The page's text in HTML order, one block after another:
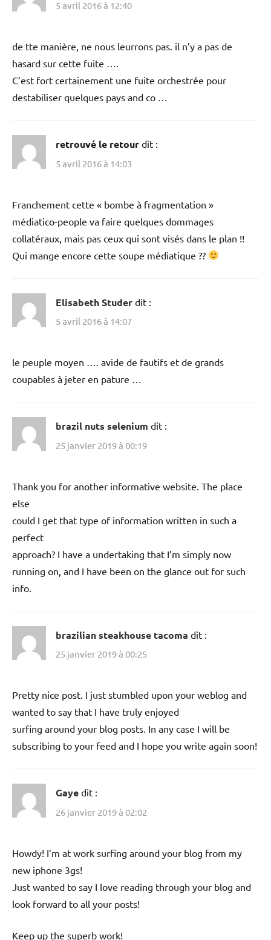
5 avril 2016 à 12:40
de tte manière, ne nous leurrons pas. il n’y a pas de
hasard sur cette fuite ….
C’est fort certainement une fuite orchestrée pour
destabiliser quelques pays and co …
retrouvé le retour dit :
5 avril 2016 à 14:03
Franchement cette « bombe à fragmentation »
médiatico-people va faire quelques dommages
collatéraux, mais pas ceux qui sont visés dans le plan !!
Qui mange encore cette soupe médiatique ??
Elisabeth Studer dit :
5 avril 2016 à 14:07
le peuple moyen …. avide de fautifs et de grands
coupables à jeter en pature …
brazil nuts selenium dit :
25 janvier 2019 à 00:19
Thank you for another informative website. The place
else
could I get that type of information written in such a
perfect
approach? I have a undertaking that I’m simply now
running on, and I have been on the glance out for such
info.
brazilian steakhouse tacoma dit :
25 janvier 2019 à 00:25
Pretty nice post. I just stumbled upon your weblog and
wanted to say that I have truly enjoyed
surfing around your blog posts. In any case I will be
subscribing to your feed and I hope you write again soon!
Gaye dit :
26 janvier 2019 à 02:02
Howdy! I’m at work surfing around your blog from my
new iphone 3gs!
Just wanted to say I love reading through your blog and
look forward to all your posts!
Keep up the superb work!